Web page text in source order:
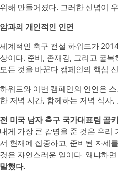
위해 만들어졌다. 그러한 신념이
암과의 개인적인 인연
세계적인 축구 전설 하워드가
상이다. 준비, 존재감, 그리고 굴
모든 것을 바꾼다 캠페인의 핵심
하워드와 이번 캠페인의 인연은
한 저녁 시간, 함께하는 저녁 식사
전 미국 남자 축구 국가대표팀 골
내게 가장 큰 감명을 준 것은 우리
서 현재에 집중하고, 준비된 자세
것은 자연스러운 일이다. 왜냐하
말했다.